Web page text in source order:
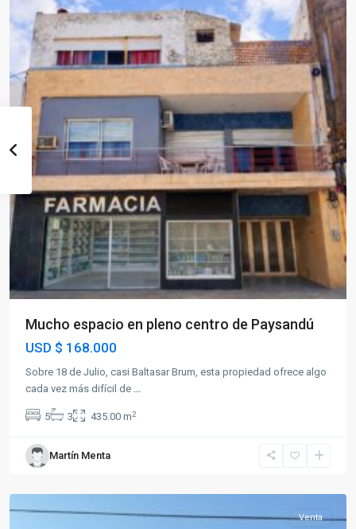
Mucho espacio en pleno centro de Paysandú
USD $ 168.000
Sobre 18 de Julio, casi Baltasar Brum, esta propiedad ofrece algo
cada vez más difícil de ...
5 3 435.00 m2
Martín Menta
Venta